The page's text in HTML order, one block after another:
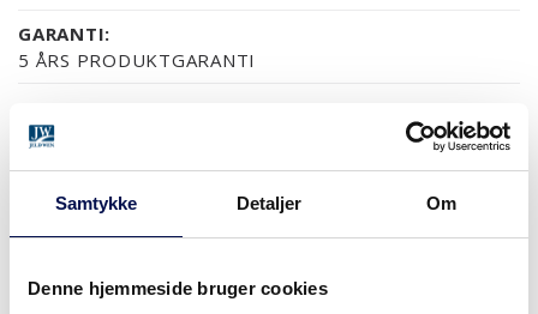
Samtykke Detaljer Om
Denne hjemmeside bruger cookies
GARANTI:
5 ÅRS PRODUKTGARANTI
OVERFLADER (7)
MDF/HDF MALETNÆSTEN ALLE NCS S OG RAL FARVER
ASK SORT FYR KLAR LAK